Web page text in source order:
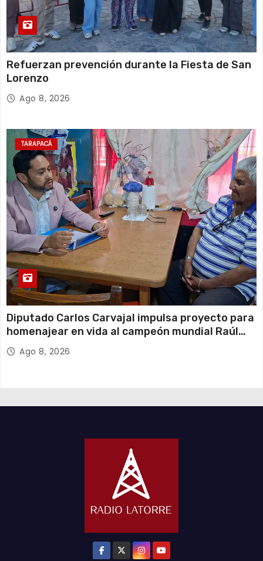
Refuerzan prevención durante la Fiesta de San
Lorenzo
Ago 8, 2026
TARAPACÁ
Diputado Carlos Carvajal impulsa proyecto para
homenajear en vida al campeón mundial Raúl
Choque
Ago 8, 2026